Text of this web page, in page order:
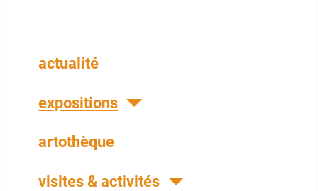
actualité
expositions
artothèque
visites & activités